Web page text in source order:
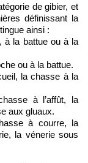
définissant la
ainsi :
à la battue ou à la
ou à la battue.
la chasse à la
à l’affût, la
aux gluaux.
à courre, la
la vénerie sous